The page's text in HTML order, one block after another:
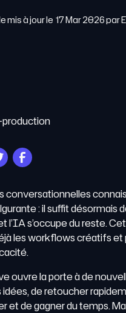
mis à jour le 17 Mar 2026par
conversationnelles
: il suffit désormais
l’IA s’occupe du reste.
les workflows créatifs et
ouvre la porte à de
idées, de retoucher
et de gagner du temps.